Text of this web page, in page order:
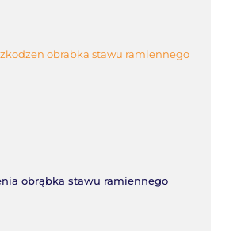
obrąbka stawu ramiennego